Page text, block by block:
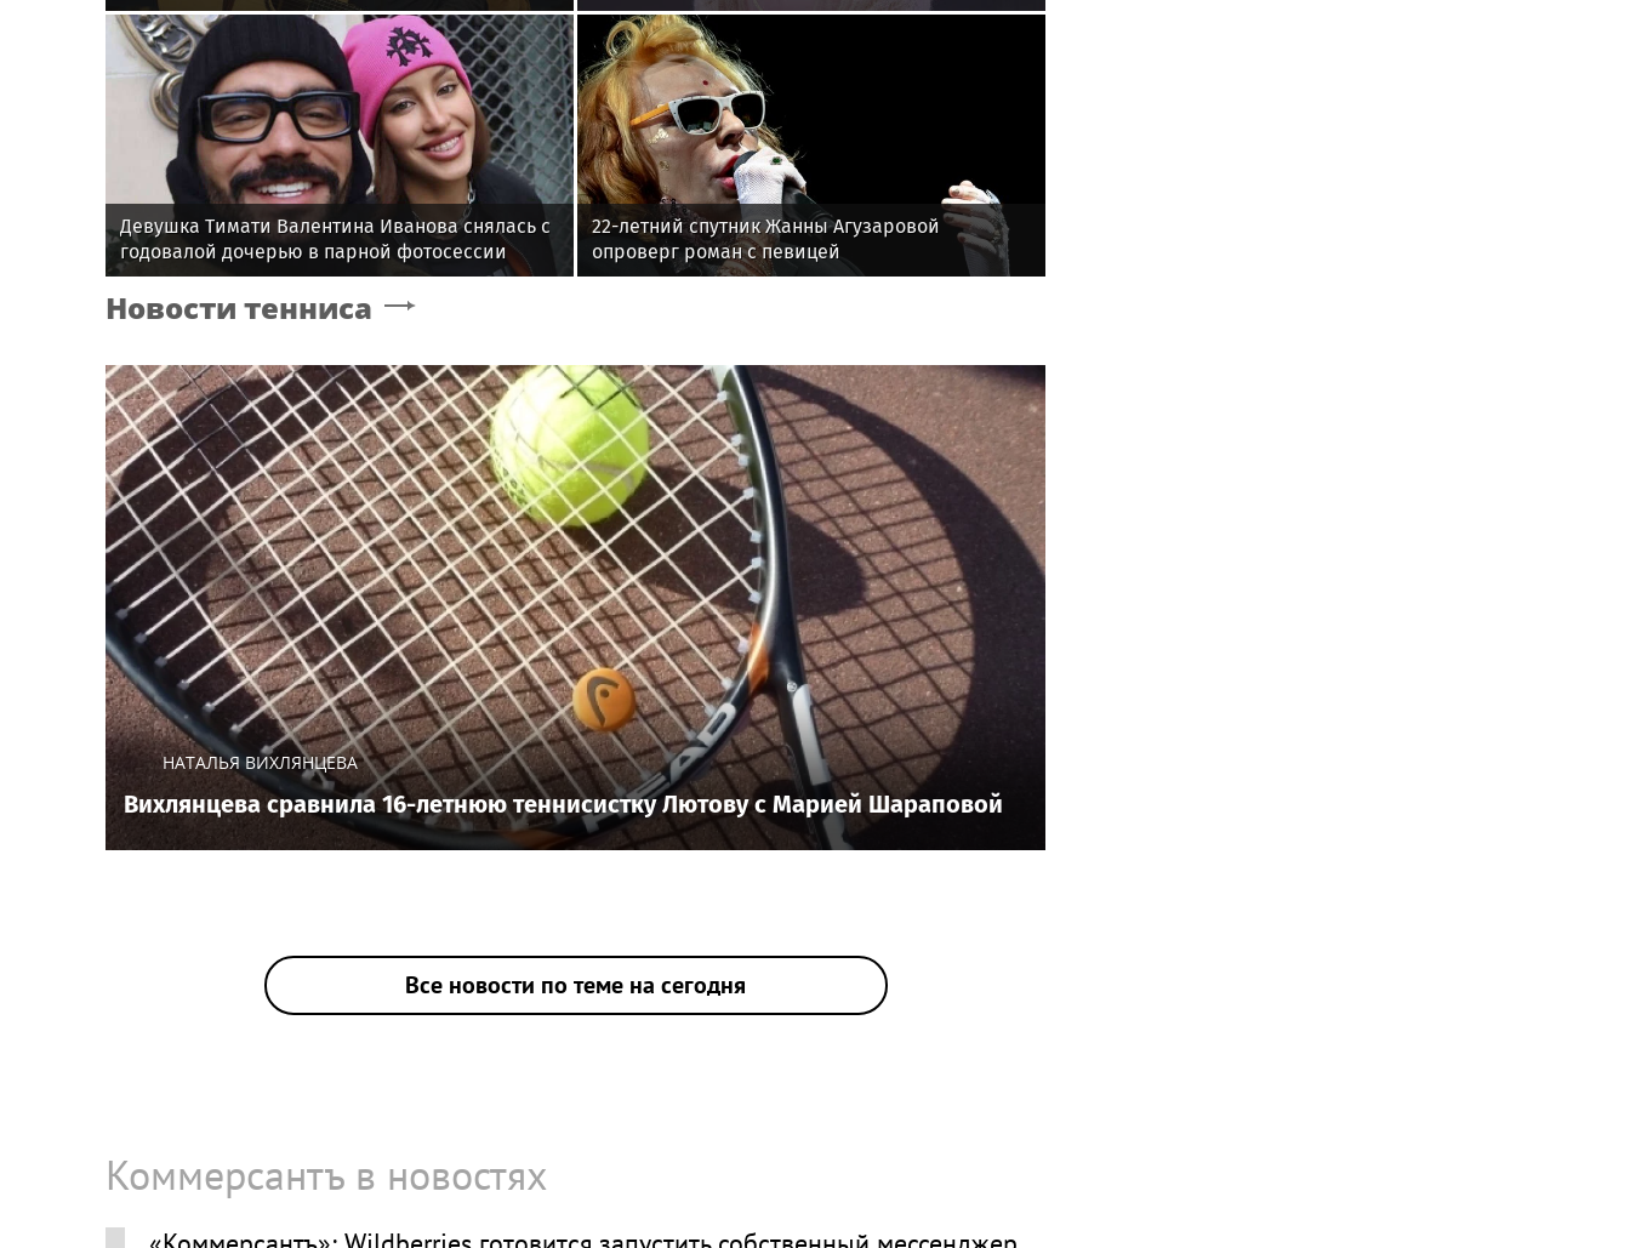
Девушка Тимати Валентина Иванова снялась с
годовалой дочерью в парной фотосессии
22-летний спутник Жанны Агузаровой
опроверг роман с певицей
Новости тенниса
НАТАЛЬЯ ВИХЛЯНЦЕВА
Вихлянцева сравнила 16-летнюю теннисистку Лютову с Марией Шараповой
Все новости по теме на сегодня
Коммерсантъ в новостях